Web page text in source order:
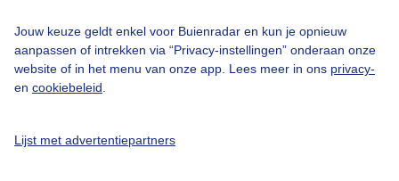
Jouw keuze geldt enkel voor Buienradar en kun je opnieuw
aanpassen of intrekken via “Privacy-instellingen” onderaan onze
website of in het menu van onze app. Lees meer in ons privacy-
en cookiebeleid
Lijst met advertentiepartners
Privacy beleid
Cookie beleid